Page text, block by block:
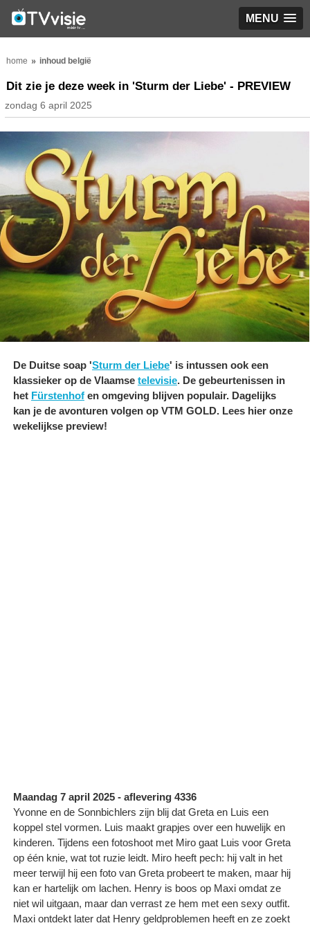
MENU
home inhoud belgië
Dit zie je deze week in 'Sturm der Liebe' - PREVIEW
zondag 6 april 2025
De Duitse soap 'Sturm der Liebe' is intussen ook een
klassieker op de Vlaamse televisie. De gebeurtenissen in
het Fürstenhof en omgeving blijven populair. Dagelijks
kan je de avonturen volgen op VTM GOLD. Lees hier onze
wekelijkse preview!
Maandag 7 april 2025 - aflevering 4336
Yvonne en de Sonnbichlers zijn blij dat Greta en Luis een
koppel stel vormen. Luis maakt grapjes over een huwelijk en
kinderen. Tijdens een fotoshoot met Miro gaat Luis voor Greta
op één knie, wat tot ruzie leidt. Miro heeft pech: hij valt in het
meer terwijl hij een foto van Greta probeert te maken, maar hij
kan er hartelijk om lachen. Henry is boos op Maxi omdat ze
niet wil uitgaan, maar dan verrast ze hem met een sexy outfit.
Maxi ontdekt later dat Henry geldproblemen heeft en ze zoekt